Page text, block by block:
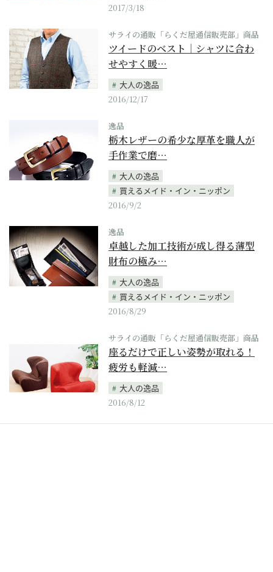
2017/3/18
サライの通販「らくだ屋通信販売部」商品
ツイードのベスト｜シャツに合わ
せやすく暖…
大人の逸品
2016/12/17
逸品
栃木レザーの希少な厚革を職人が
手作業で磨…
大人の逸品
買えるメイド・イン・ニッポン
2016/9/2
逸品
卓越した加工技術が成し得る薄型
財布の極み…
大人の逸品
買えるメイド・イン・ニッポン
2016/8/29
サライの通販「らくだ屋通信販売部」商品
座るだけで正しい姿勢が取れる！
疲労も軽減…
大人の逸品
2016/8/12